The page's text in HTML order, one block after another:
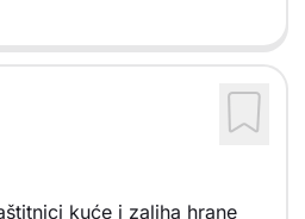
kuće i zaliha hrane